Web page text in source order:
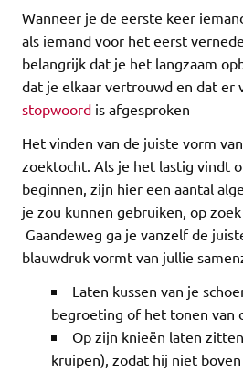
Wanneer je de eerste keer
als iemand voor het eerst
belangrijk dat je het langzaam
dat je elkaar vertrouwd en dat er
stopwoord is afgesproken
Het vinden van de juiste vorm
zoektocht. Als je het lastig vindt
beginnen, zijn hier een aantal
je zou kunnen gebruiken, op
Gaandeweg ga je vanzelf de
blauwdruk vormt van jullie
Laten kussen van je
begroeting of het tonen van
Op zijn knieën laten
kruipen), zodat hij niet